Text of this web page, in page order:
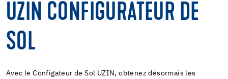
UZIN CONFIGURATEUR DE
SOL
Avec le Configateur de Sol UZIN, obtenez désormais les